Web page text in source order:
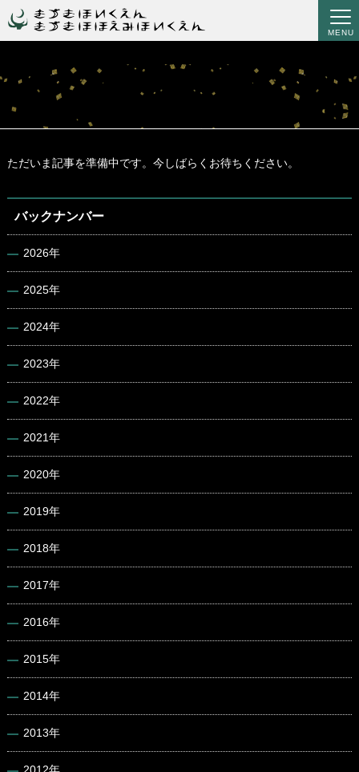
MENU
ただいま記事を準備中です。今しばらくお待ちください。
バックナンバー
2026年
2025年
2024年
2023年
2022年
2021年
2020年
2019年
2018年
2017年
2016年
2015年
2014年
2013年
2012年